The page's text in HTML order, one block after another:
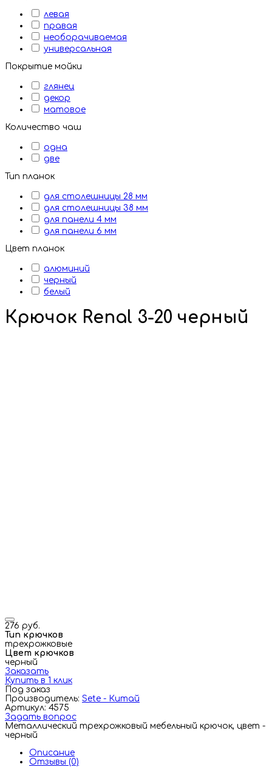
левая
правая
необорачиваемая
универсальная
Покрытие мойки
глянец
декор
матовое
Количество чаш
одна
две
Тип планок
для столешницы 28 мм
для столешницы 38 мм
для панели 4 мм
для панели 6 мм
Цвет планок
алюминий
черный
белый
Крючок Renal 3-20 черный
276 руб.
Тип крючков
трехрожковые
Цвет крючков
черный
Заказать
Купить в 1 клик
Под заказ
Производитель: Sete - Китай
Артикул: 4575
Задать вопрос
Металлический трехрожковый мебельный крючок, цвет -
черный
Описание
Отзывы (0)